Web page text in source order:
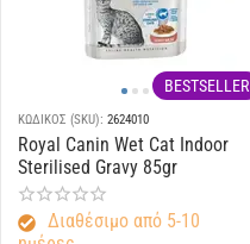
BESTSELLER
ΚΩΔΙΚΟΣ (SKU): 2624010
Royal Canin Wet Cat Indoor
Sterilised Gravy 85gr
Διαθέσιμο από 5-10